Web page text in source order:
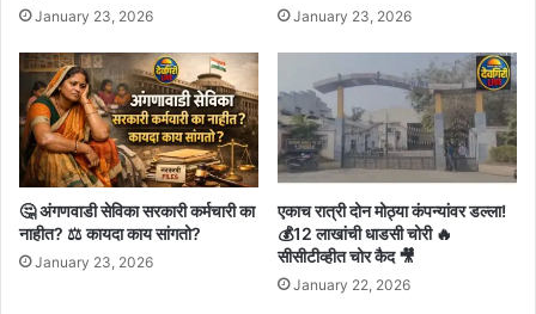
January 23, 2026 January 23, 2026
🤔 अंगणवाडी सेविका सरकारी कर्मचारी का
नाहीत? ⚖️ कायदा काय सांगतो?
January 23, 2026
एकाच रात्री दोन मोठ्या कंपन्यांवर डल्ला!
💰12 लाखांची धाडसी चोरी 🔥
सीसीटीव्हीत चोर कैद 🎥
January 22, 2026